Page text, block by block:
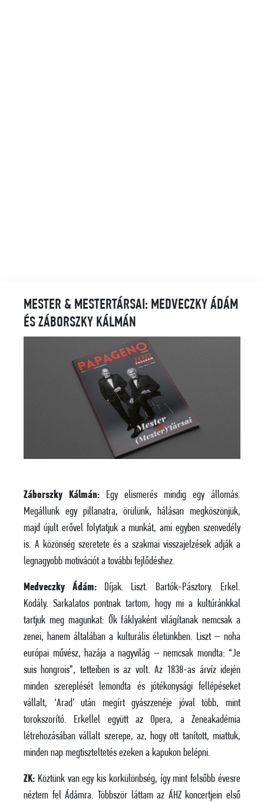
MESTER & MESTERTÁRSAI: MEDVECZKY ÁDÁM
ÉS ZÁBORSZKY KÁLMÁN
Záborszky Kálmán: Egy elismerés mindig egy állomás.
Megállunk egy pillanatra, örülünk, hálásan megköszönjük,
majd újult erővel folytatjuk a munkát, ami egyben szenvedély
is. A közönség szeretete és a szakmai visszajelzések adják a
legnagyobb motivációt a további fejlődéshez.
Medveczky Ádám:Díjak. Liszt. Bartók-Pásztory. Erkel.
Kodály. Sarkalatos pontnak tartom, hogy mi a kultúránkkal
tartjuk meg magunkat: Ők fáklyaként világítanak nemcsak a
zenei, hanem általában a kulturális életünkben. Liszt – noha
európai művész, hazája a nagyvilág – nemcsak mondta: “Je
suis hongrois”, tetteiben is az volt. Az 1838-as árvíz idején
minden szereplését lemondta és jótékonysági fellépéseket
vállalt, ‘Arad’ után megírt gyászzenéje jóval több, mint
torokszorító. Erkellel együtt az Opera, a Zeneakadémia
létrehozásában vállalt szerepe, az, hogy ott tanított, miattuk,
minden nap megtiszteltetés ezeken a kapukon belépni.
ZK: Köztünk van egy kis korkülönbség, így mint felsőbb évesre
néztem fel Ádámra. Többször láttam az ÁHZ koncertjein első